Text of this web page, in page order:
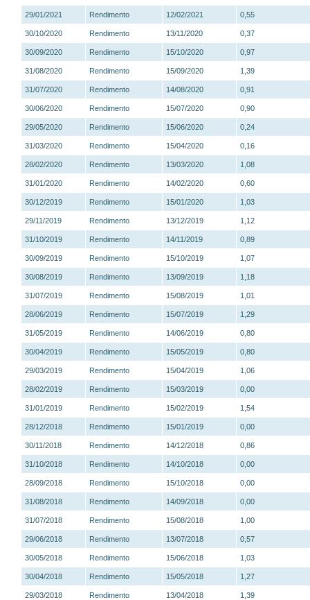
29/01/2021 Rendimento 12/02/2021 0,55
30/10/2020 Rendimento 13/11/2020 0,37
30/09/2020 Rendimento 15/10/2020 0,97
31/08/2020 Rendimento 15/09/2020 1,39
31/07/2020 Rendimento 14/08/2020 0,91
30/06/2020 Rendimento 15/07/2020 0,90
29/05/2020 Rendimento 15/06/2020 0,24
31/03/2020 Rendimento 15/04/2020 0,16
28/02/2020 Rendimento 13/03/2020 1,08
31/01/2020 Rendimento 14/02/2020 0,60
30/12/2019 Rendimento 15/01/2020 1,03
29/11/2019 Rendimento 13/12/2019 1,12
31/10/2019 Rendimento 14/11/2019 0,89
30/09/2019 Rendimento 15/10/2019 1,07
30/08/2019 Rendimento 13/09/2019 1,18
31/07/2019 Rendimento 15/08/2019 1,01
28/06/2019 Rendimento 15/07/2019 1,29
31/05/2019 Rendimento 14/06/2019 0,80
30/04/2019 Rendimento 15/05/2019 0,80
29/03/2019 Rendimento 15/04/2019 1,06
28/02/2019 Rendimento 15/03/2019 0,00
31/01/2019 Rendimento 15/02/2019 1,54
28/12/2018 Rendimento 15/01/2019 0,00
30/11/2018 Rendimento 14/12/2018 0,86
31/10/2018 Rendimento 14/10/2018 0,00
28/09/2018 Rendimento 15/10/2018 0,00
31/08/2018 Rendimento 14/09/2018 0,00
31/07/2018 Rendimento 15/08/2018 1,00
29/06/2018 Rendimento 13/07/2018 0,57
30/05/2018 Rendimento 15/06/2018 1,03
30/04/2018 Rendimento 15/05/2018 1,27
29/03/2018 Rendimento 13/04/2018 1,39